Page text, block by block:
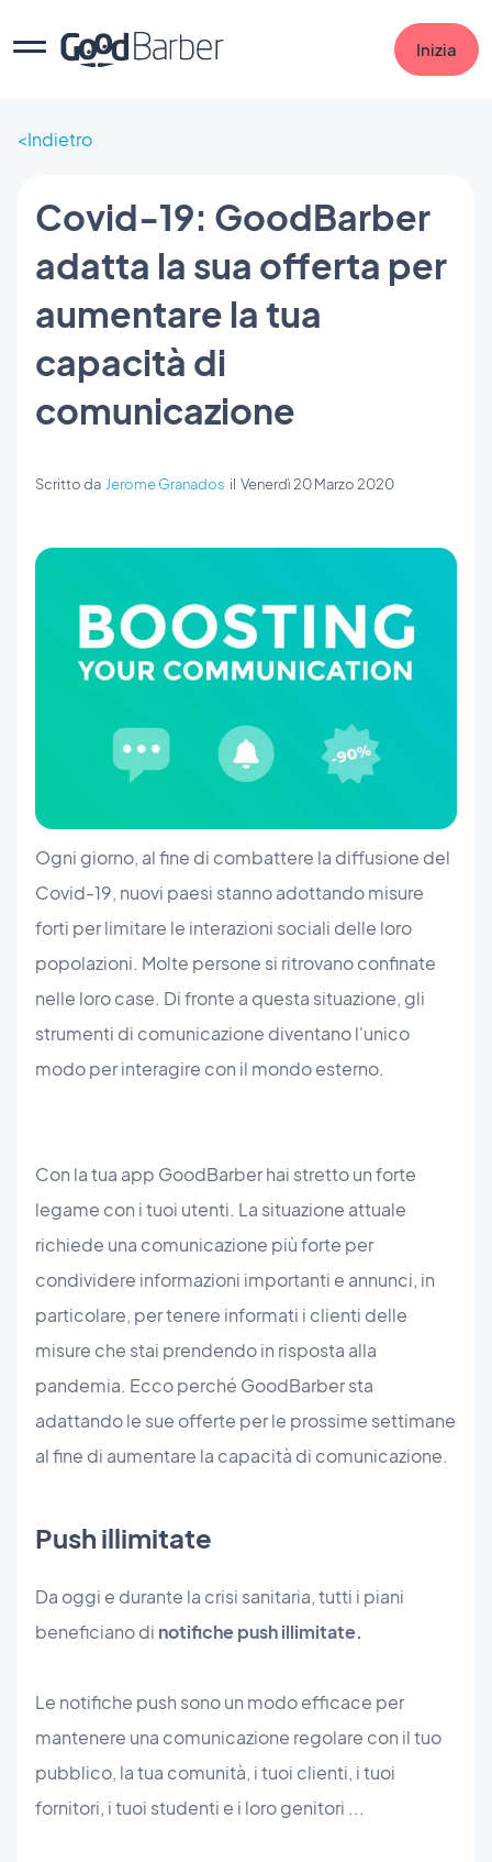
Inizia
Indietro
Covid-19: GoodBarber
adatta la sua offerta per
aumentare la tua
capacità di
comunicazione
Scritto da Jerome Granados il Venerdì 20 Marzo 2020
Ogni giorno, al fine di combattere la diffusione del
Covid-19, nuovi paesi stanno adottando misure
forti per limitare le interazioni sociali delle loro
popolazioni. Molte persone si ritrovano confinate
nelle loro case. Di fronte a questa situazione, gli
strumenti di comunicazione diventano l'unico
modo per interagire con il mondo esterno.
Con la tua app GoodBarber hai stretto un forte
legame con i tuoi utenti. La situazione attuale
richiede una comunicazione più forte per
condividere informazioni importanti e annunci, in
particolare, per tenere informati i clienti delle
misure che stai prendendo in risposta alla
pandemia. Ecco perché GoodBarber sta
adattando le sue offerte per le prossime settimane
al fine di aumentare la capacità di comunicazione.
Push illimitate
Da oggi e durante la crisi sanitaria, tutti i piani
beneficiano di notifiche push illimitate.
Le notifiche push sono un modo efficace per
mantenere una comunicazione regolare con il tuo
pubblico, la tua comunità, i tuoi clienti, i tuoi
fornitori, i tuoi studenti e i loro genitori ...